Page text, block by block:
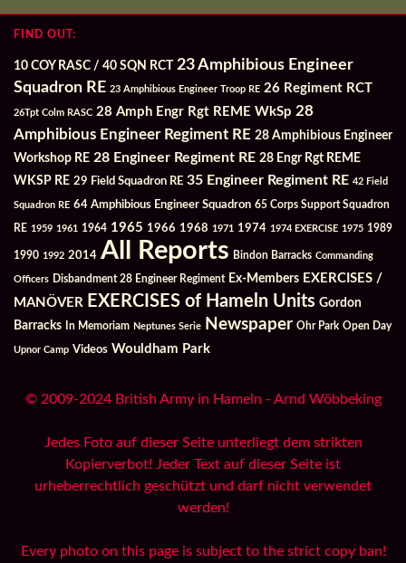
FIND OUT:
10 COY RASC / 40 SQN RCT 23 Amphibious Engineer
Squadron RE 23 Amphibious Engineer Troop RE 26 Regiment RCT
26Tpt Colm RASC 28 Amph Engr Rgt REME WkSp 28
Amphibious Engineer Regiment RE 28 Amphibious Engineer
Workshop RE 28 Engineer Regiment RE 28 Engr Rgt REME
WKSP RE 29 Field Squadron RE 35 Engineer Regiment RE 42 Field
Squadron RE 64 Amphibious Engineer Squadron 65 Corps Support Squadron
RE 1959 1961 1964 1965 1966 1968 1971 1974 1974 EXERCISE 1975 1989
1990 1992 2014 All Reports Bindon Barracks Commanding
Officers Disbandment 28 Engineer Regiment Ex-Members EXERCISES /
MANÖVER EXERCISES of Hameln Units Gordon
Barracks
In Memoriam Neptunes Serie Newspaper Ohr Park Open Day
Upnor Camp Videos Wouldham Park
© 2009-2024 British Army in Hameln - Arnd Wöbbeking
Jedes Foto auf dieser Seite unterliegt dem strikten
Kopierverbot! Jeder Text auf dieser Seite ist
urheberrechtlich geschützt und darf nicht verwendet
werden!
Every photo on this page is subject to the strict copy ban!